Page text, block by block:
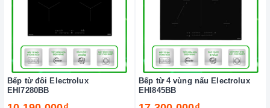
Bếp từ đôi Electrolux
EHI7280BB
Bếp từ 4 vùng nấu Electrolux
EHI845BB